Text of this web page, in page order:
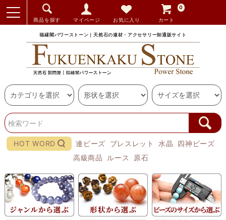
商品を探す マイページ お気に入り カート
0
福縁閣パワーストーン｜天然石の連材・アクセサリー卸通販サイト
HOT WORD 連ビーズ ブレスレット 水晶
四神ビーズ
高級商品
ルース 原石